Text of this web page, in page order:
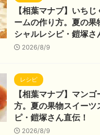
【相葉マナブ】いち
ームの作り方。夏の果
シャルレシピ・鎧塚さ
2026/8/9
レシピ
【相葉マナブ】マン
方。夏の果物スイーツ
ピ・鎧塚さん直伝！
2026/8/9